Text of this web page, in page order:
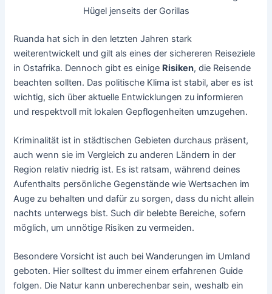
Hügel jenseits der Gorillas
Ruanda hat sich in den letzten Jahren stark
weiterentwickelt und gilt als eines der sichereren Reiseziele
in Ostafrika. Dennoch gibt es einige Risiken, die Reisende
beachten sollten. Das politische Klima ist stabil, aber es ist
wichtig, sich über aktuelle Entwicklungen zu informieren
und respektvoll mit lokalen Gepflogenheiten umzugehen.
Kriminalität ist in städtischen Gebieten durchaus präsent,
auch wenn sie im Vergleich zu anderen Ländern in der
Region relativ niedrig ist. Es ist ratsam, während deines
Aufenthalts persönliche Gegenstände wie Wertsachen im
Auge zu behalten und dafür zu sorgen, dass du nicht allein
nachts unterwegs bist. Such dir belebte Bereiche, sofern
möglich, um unnötige Risiken zu vermeiden.
Besondere Vorsicht ist auch bei Wanderungen im Umland
geboten. Hier solltest du immer einem erfahrenen Guide
folgen. Die Natur kann unberechenbar sein, weshalb ein